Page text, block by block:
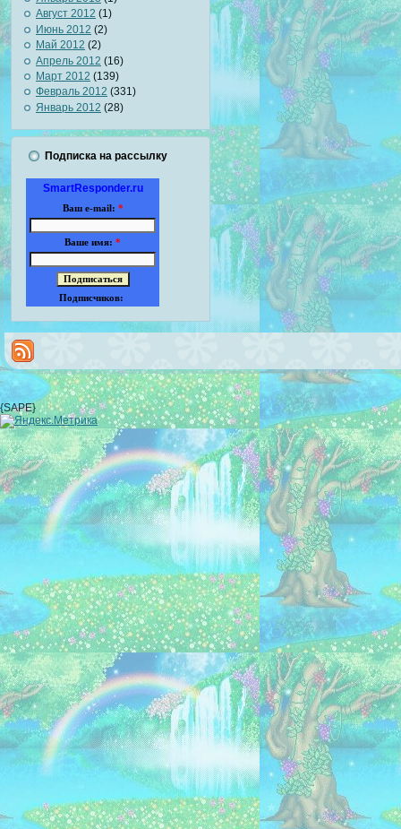
Август 2012 (1)
Июнь 2012 (2)
Май 2012 (2)
Апрель 2012 (16)
Март 2012 (139)
Февраль 2012 (331)
Январь 2012 (28)
Подписка на рассылку
SmartResponder.ru
Ваш e-mail: *
Ваше имя: *
Подписчиков:
{SAPE}